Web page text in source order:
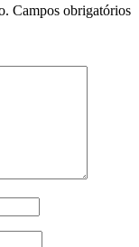
Campos obrigatórios